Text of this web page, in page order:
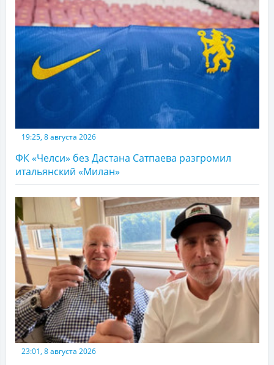
19:25, 8 августа 2026
ФК «Челси» без Дастана Сатпаева разгромил
итальянский «Милан»
23:01, 8 августа 2026